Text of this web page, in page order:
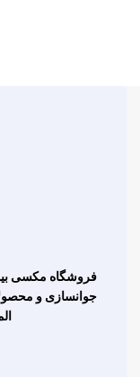
فروشگاه مکسی
جوانسازی و